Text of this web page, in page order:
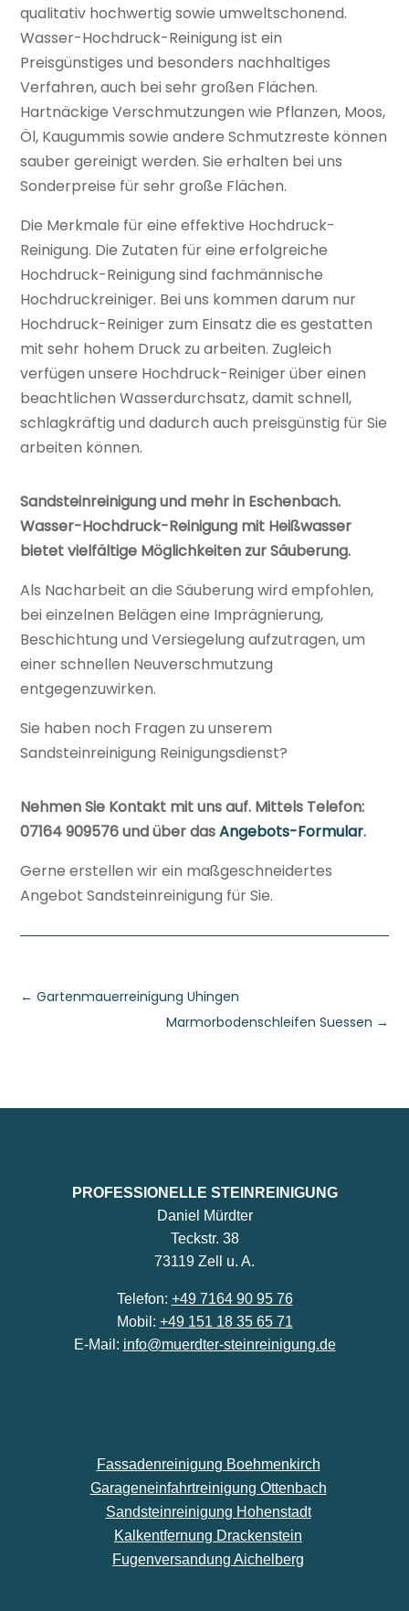
qualitativ hochwertig sowie umweltschonend.
Wasser-Hochdruck-Reinigung ist ein
Preisgünstiges und besonders nachhaltiges
Verfahren, auch bei sehr großen Flächen.
Hartnäckige Verschmutzungen wie Pflanzen, Moos,
Öl, Kaugummis sowie andere Schmutzreste können
sauber gereinigt werden. Sie erhalten bei uns
Sonderpreise für sehr große Flächen.
Die Merkmale für eine effektive Hochdruck-
Reinigung. Die Zutaten für eine erfolgreiche
Hochdruck-Reinigung sind fachmännische
Hochdruckreiniger. Bei uns kommen darum nur
Hochdruck-Reiniger zum Einsatz die es gestatten
mit sehr hohem Druck zu arbeiten. Zugleich
verfügen unsere Hochdruck-Reiniger über einen
beachtlichen Wasserdurchsatz, damit schnell,
schlagkräftig und dadurch auch preisgünstig für Sie
arbeiten können.
Sandsteinreinigung und mehr in Eschenbach.
Wasser-Hochdruck-Reinigung mit Heißwasser
bietet vielfältige Möglichkeiten zur Säuberung.
Als Nacharbeit an die Säuberung wird empfohlen,
bei einzelnen Belägen eine Imprägnierung,
Beschichtung und Versiegelung aufzutragen, um
einer schnellen Neuverschmutzung
entgegenzuwirken.
Sie haben noch Fragen zu unserem
Sandsteinreinigung Reinigungsdienst?
Nehmen Sie Kontakt mit uns auf. Mittels Telefon:
07164 909576 und über dasAngebots-Formular.
Gerne erstellen wir ein maßgeschneidertes
Angebot Sandsteinreinigung für Sie.
←Gartenmauerreinigung Uhingen
Marmorbodenschleifen Suessen →
PROFESSIONELLE STEINREINIGUNG
Daniel Mürdter
Teckstr. 38
73119 Zell u. A.
Telefon: +49 7164 90 95 76
Mobil: +49 151 18 35 65 71
E-Mail: info@muerdter-steinreinigung.de
Fassadenreinigung Boehmenkirch
Garageneinfahrtreinigung Ottenbach
Sandsteinreinigung Hohenstadt
Kalkentfernung Drackenstein
Fugenversandung Aichelberg